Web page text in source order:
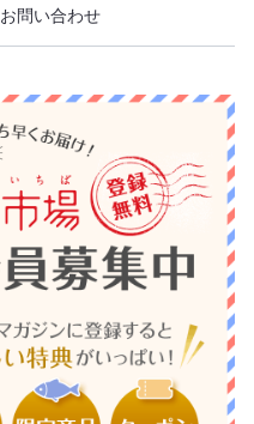
お問い合わせ